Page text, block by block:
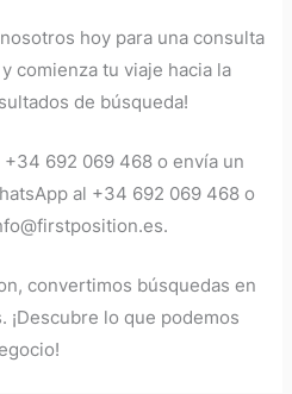
hoy para una consulta
comienza tu viaje hacia la
de búsqueda!
+34 692 069 468 o envía un
al +34 692 069 468 o
convertimos búsquedas en
¡Descubre lo que podemos